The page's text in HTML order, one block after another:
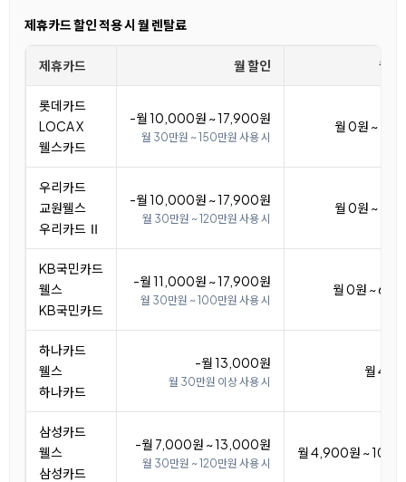
제휴카드 할인 적용 시 월 렌탈료
제휴카드 월 할인 월
롯데카드
LOCA X
웰스카드
-월 10,000원 ~ 17,900원
월 30만원 ~ 150만원 사용 시
월 0원 ~
우리카드
교원웰스
우리카드 Ⅱ
-월 10,000원 ~ 17,900원
월 30만원 ~ 120만원 사용 시
월 0원 ~
KB국민카드
웰스
KB국민카드
-월 11,000원 ~ 17,900원
월 30만원 ~ 100만원 사용 시
월 0원 ~
하나카드
웰스
하나카드
-월 13,000원
월 30만원 이상 사용 시
월
삼성카드
웰스
삼성카드
-월 7,000원 ~ 13,000원
월 30만원 ~ 120만원 사용 시
월 4,900원 ~